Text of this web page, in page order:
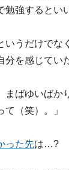
強するとい
うだけでな
を感じてい
まばゆいばか
（笑）。」
った先は…?